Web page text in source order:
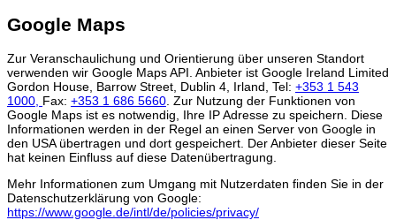
Google Maps
Zur Veranschaulichung und Orientierung über unseren Standort
verwenden wir Google Maps API. Anbieter ist Google Ireland Limited
Gordon House, Barrow Street, Dublin 4, Irland, Tel: +353 1 543
1000, Fax: +353 1 686 5660 . Zur Nutzung der Funktionen von
Google Maps ist es notwendig, Ihre IP Adresse zu speichern. Diese
Informationen werden in der Regel an einen Server von Google in
den USA übertragen und dort gespeichert. Der Anbieter dieser Seite
hat keinen Einfluss auf diese Datenübertragung.
Mehr Informationen zum Umgang mit Nutzerdaten finden Sie in der
Datenschutzerklärung von Google:
https://www.google.de/intl/de/policies/privacy/